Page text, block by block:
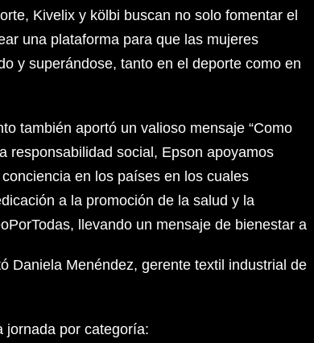
Kivelix y kölbi buscan no solo fomentar el
una plataforma para que las mujeres
y superándose, tanto en el deporte como en
también aportó un valioso mensaje “Como
responsabilidad social, Epson apoyamos
en los países en los cuales
a la promoción de la salud y la
llevando un mensaje de bienestar a
Daniela Menéndez, gerente textil industrial de
jornada por categoría: